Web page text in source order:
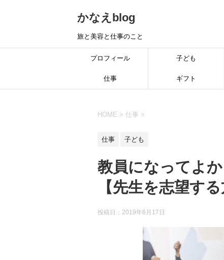
かなえblog
旅と美容と仕事のこと
プロフィール 子ども
仕事 ギフト
HOME > 仕事 >
仕事 子ども
教員になってよ
【先生を志望する
投稿日： 2019年6月17日